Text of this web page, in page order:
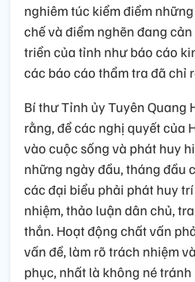
nghiêm túc kiểm điểm
chế và điểm nghẽn đang
triển của tỉnh như báo cáo
các báo cáo thẩm tra đã chỉ
Bí thư Tỉnh ủy Tuyên Quang
rằng, để các nghị quyết của
vào cuộc sống và phát huy
những ngày đầu, tháng đầu
các đại biểu phải phát huy
nhiệm, thảo luận dân chủ,
thắn. Hoạt động chất vấn
vấn đề, làm rõ trách nhiệm
phục, nhất là không né